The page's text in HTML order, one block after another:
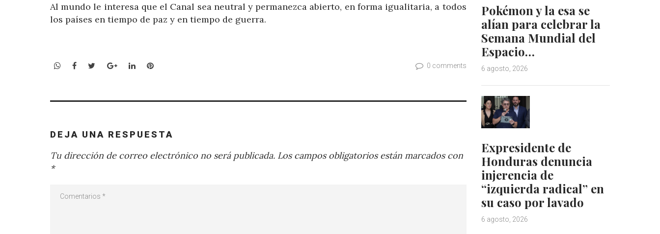
Al mundo le interesa que el Canal sea neutral y permanezca abierto, en forma igualitaria, a todos
los países en tiempo de paz y en tiempo de guerra.
WhatsApp
Facebook
TwitterGoogle+LinkedInPinterest 0 comments
DEJA UNA RESPUESTA
Tu dirección de correo electrónico no será publicada. Los campos obligatorios están marcados con
*
Pokémon y la esa se
alían para celebrar la
Semana Mundial del
Espacio…
6 agosto, 2026
Expresidente de
Honduras denuncia
injerencia de
“izquierda radical” en
su caso por lavado
6 agosto, 2026